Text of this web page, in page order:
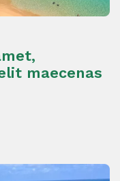
maecenas